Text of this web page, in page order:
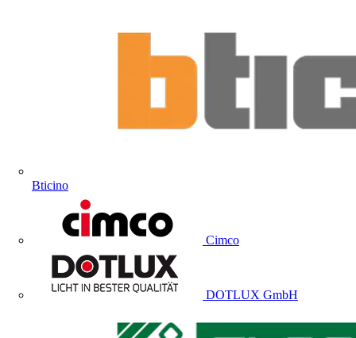
Bticino
Cimco
DOTLUX GmbH